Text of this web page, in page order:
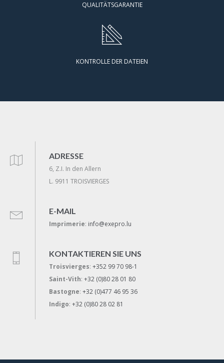
QUALITÄTSGARANTIE
KONTROLLE DER DATEIEN
ADRESSE
6, Z.I. In den Allern
L. 9911 TROISVIERGES
E-MAIL
Imprimerie: info@exepro.lu
KONTAKTIEREN SIE UNS
Troisvierges: +352 99 70 98-1
Saint-Vith: +32 (0)80 28 01 80
Bastogne: +32 (0)477 46 95 36
Indigo: +32 (0)80 28 02 81